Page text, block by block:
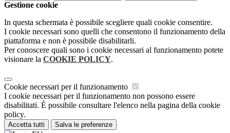
Gestione cookie
In questa schermata è possibile scegliere quali cookie consentire.
I cookie necessari sono quelli che consentono il funzionamento della
piattaforma e non è possibile disabilitarli.
Per conoscere quali sono i cookie necessari al funzionamento potete
visionare la COOKIE POLICY.
Cookie necessari per il funzionamento
I cookie necessari per il funzionamento non possono essere
disabilitati. È possibile consultare l'elenco nella pagina della cookie
policy.
Accetta tutti Salva le preferenze